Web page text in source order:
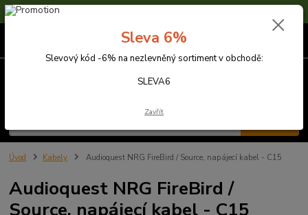
Sleva 6% na nezlevněné zboží s kódem SLEVA6
Úvod Kabely Audioquest NRG FireBird / Source, napájecí kabel - C15
Audioquest NRG FireBird /
Source, napájecí kabel - C15
Sleva 6%
Slevový kód -6% na nezlevněný sortiment v obchodě:
SLEVA6
Zavřít